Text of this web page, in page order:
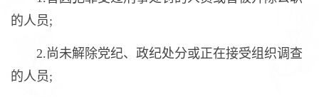
的人员;
2.尚未解除党纪、政纪处分或正在接受组织调查
的人员;